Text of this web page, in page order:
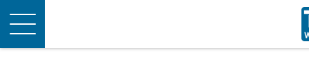
Toggle
navigation